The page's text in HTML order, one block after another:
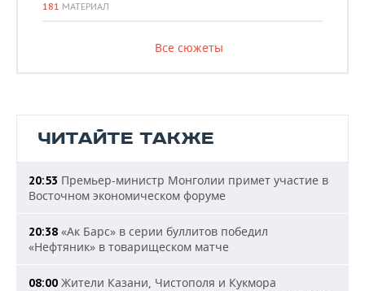
181 МАТЕРИАЛ
Все сюжеты
ЧИТАЙТЕ ТАКЖЕ
20:53 Премьер-министр Монголии примет участие в
Восточном экономическом форуме
20:38 «Ак Барс» в серии буллитов победил
«Нефтяник» в товарищеском матче
08:00 Жители Казани, Чистополя и Кукмора